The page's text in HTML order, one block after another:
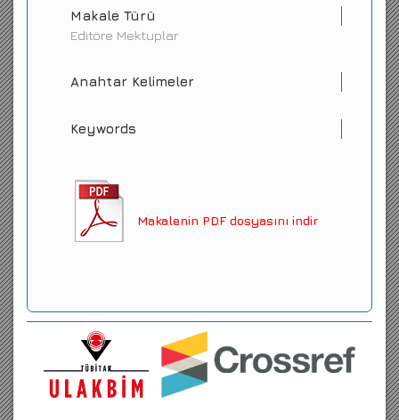
Makale Türü
Editöre Mektuplar
Anahtar Kelimeler
Keywords
Makalenin PDF dosyasını indir